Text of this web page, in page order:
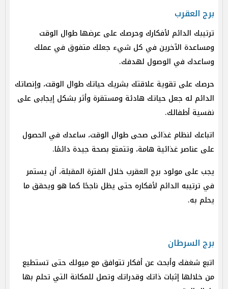
برج العقرب
ترتيبك الدائم لأفكارك وحرصك على عرضها طوال الوقت
ومساعدة الآخرين في كل شيء جعلك متفوق في عملك
وساعدك في الوصول لهدفك.
حرصك على تقوية علاقتك بشريك حياتك طوال الوقت، وإنصاتك
الدائم له جعل حياتك هادئة ومستقرة وأثر بشكل إيجابى على
نفسية أطفالك.
اتباعك لنظام غذائى صحى طوال الوقت، ساعدك في الحصول
على عناصر غذائية هامة، وتتمتع بصحة جيدة دائمًا.
يجب على مولود برج العقرب خلال الفترة المقبلة، أن يستمر
في ترتيبه الدائم لأفكاره حتى يظل ناجحًا كما هو ويحقق ما
يحلم به.
برج السرطان
اتبع شغفك وأبحث عن أفكار تتوافق مع ميولك حتى تستطيع
من خلالها إثبات ذاتك وقدراتك وتصل للمكانة التي تحلم بها